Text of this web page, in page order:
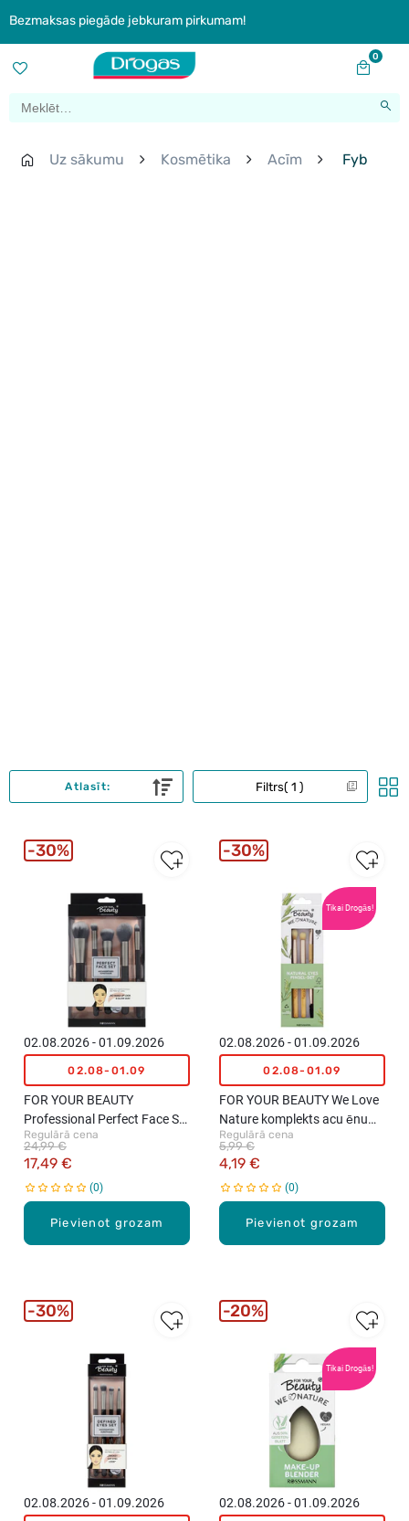
Bezmaksas piegāde jebkuram pirkumam!
0
Uz sākumu Kosmētika Acīm Fyb
Filtrs 1
Atlasīt:
Pievienot grozam
02.08.2026 - 01.09.2026
02.08-01.09
FOR YOUR BEAUTY
Professional Perfect Face Set
otu komplekts "No‑Make‑up
Look & Glow Skin", 5gab.
Regulārā cena
17,49 €
24,99 €
0
30%
Tikai Drogās!
Pievienot grozam
02.08.2026 - 01.09.2026
02.08-01.09
FOR YOUR BEAUTY We Love
Nature komplekts acu ēnu
uzklāšanai
Regulārā cena
4,19 €
5,99 €
0
30%
02.08.2026 - 01.09.2026
30%
Tikai Drogās!
02.08.2026 - 01.09.2026
20%